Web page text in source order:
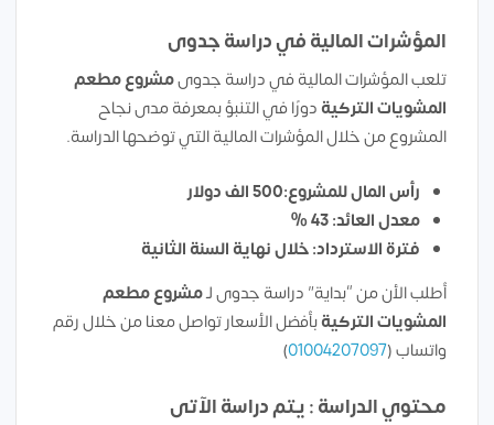
المؤشرات المالية في دراسة جدوى
تلعب المؤشرات المالية في دراسة جدوىمشروعمطعم
المشويات التركية دورًا في التنبؤ بمعرفة مدى نجاح
المشروع من خلال المؤشرات المالية التي توضحها الدراسة.
رأس المال للمشروع:500 الف دولار
معدل العائد: 43 %
فترة الاسترداد: خلال نهاية السنة الثانية
أطلب الأن من “بداية” دراسة جدوى لـمشروعمطعم
المشويات التركيةبأفضل الأسعار تواصل معنا من خلال رقم
واتساب (01004207097
)
محتوي الدراسة : يتم دراسة الآتى